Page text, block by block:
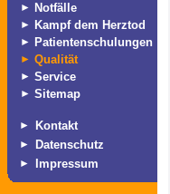
► Notfälle
► Kampf dem Herztod
► Patientenschulungen
► Qualität
► Service
► Sitemap
► Kontakt
► Datenschutz
► Impressum